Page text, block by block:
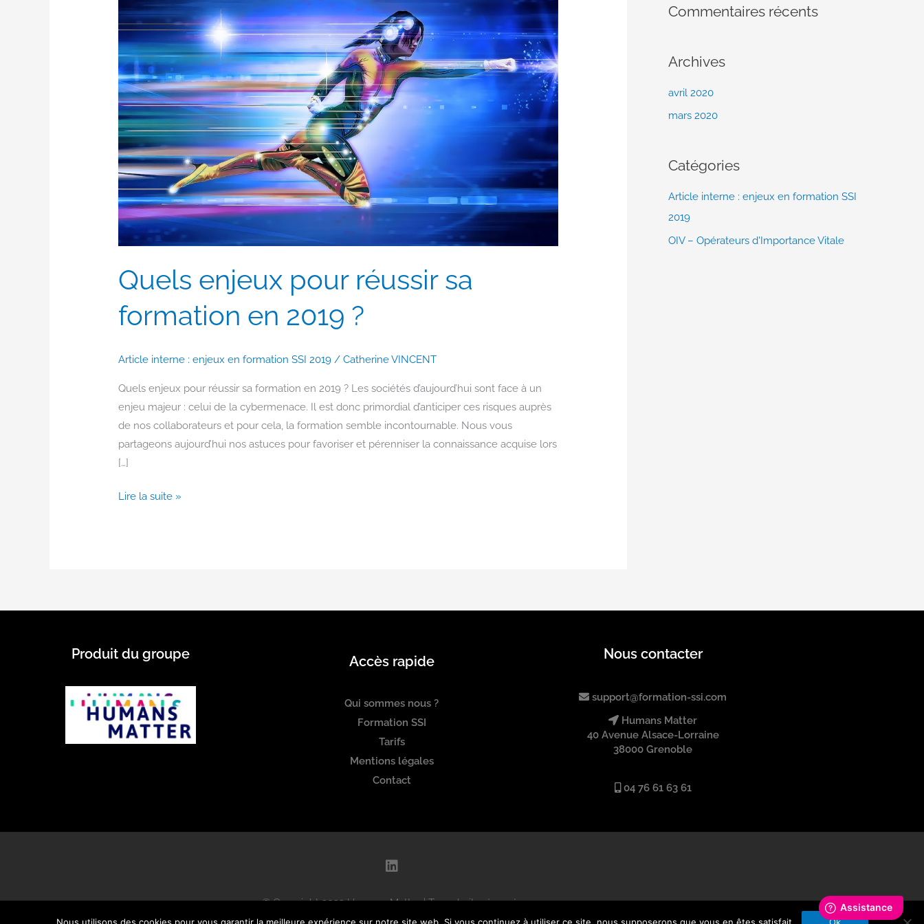
Quels enjeux pour réussir sa
formation en 2019 ?
Article interne : enjeux en formation SSI 2019 /Catherine VINCENT
Quels enjeux pour réussir sa formation en 2019 ? Les sociétés d’aujourd’hui sont face à un
enjeu majeur : celui de la cybermenace. Il est donc primordial d’anticiper ces risques auprès
de nos collaborateurs et pour cela, la formation semble incontournable. Nous vous
partageons aujourd’hui nos astuces pour favoriser et pérenniser la connaissance acquise lors
[…]
réussir
sa
formation
en
2019
?
Lire la suite »
Commentaires récents
Archives
avril 2020
mars 2020
Catégories
Article interne : enjeux en formation SSI
2019
OIV – Opérateurs d'Importance Vitale
Produit du groupe Accès rapide
Qui sommes nous ?
Formation SSI
Tarifs
Mentions légales
Contact
Nous contacter
support@formation-ssi.com
Humans Matter
40 Avenue Alsace-Lorraine
38000 Grenoble
04 76 61 63 61
L
e
© Copyright 2022 Humans Matter | Tous droits réservés